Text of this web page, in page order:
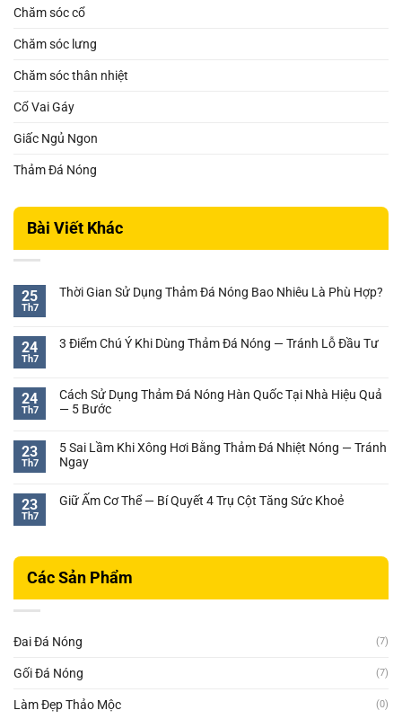
Chăm sóc cổ
Chăm sóc lưng
Chăm sóc thân nhiệt
Cổ Vai Gáy
Giấc Ngủ Ngon
Thảm Đá Nóng
Bài Viết Khác
25
Th7
Thời Gian Sử Dụng Thảm Đá Nóng Bao Nhiêu Là Phù Hợp?
bình
Gian
Sử
Thảm
Đá
Nóng
Nhiêu
24
Th7
3 Điểm Chú Ý Khi Dùng Thảm Đá Nóng — Tránh Lỗ Đầu Tư
bình
luận
Điểm
Chú
Dùng
Tránh
24
Th7
Cách Sử Dụng Thảm Đá Nóng Hàn Quốc Tại Nhà Hiệu Quả
— 5 Bước
có
bình
luận
Cách
Đá
Nóng
Hàn
Quốc
Hiệu
—
Bước
23
Th7
5 Sai Lầm Khi Xông Hơi Bằng Thảm Đá Nhiệt Nóng — Tránh
Ngay
có
bình
Sai
Lầm
Bằng
Thảm
Đá
Nhiệt
Nóng
—
23
Th7
Giữ Ấm Cơ Thể — Bí Quyết 4 Trụ Cột Tăng Sức Khoẻ
ở
Thể
—
Quyết
Trụ
Các Sản Phẩm
Đai Đá Nóng (7)
Gối Đá Nóng (7)
Làm Đẹp Thảo Mộc (0)